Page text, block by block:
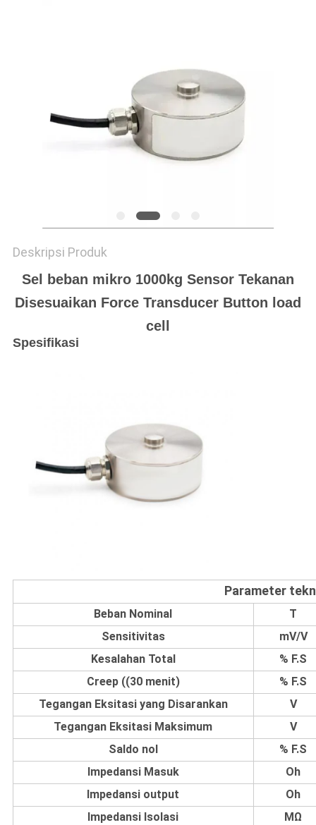
Deskripsi Produk
Sel beban mikro 1000kg Sensor Tekanan
Disesuaikan Force Transducer Button load
cell
Spesifikasi
Parameter
Beban Nominal
T
Sensitivitas
mV/V
Kesalahan Total
% F.S
Creep ((30 menit)
% F.S
Tegangan Eksitasi yang Disarankan
V
Tegangan Eksitasi Maksimum
V
Saldo nol
% F.S
Impedansi Masuk
Oh
Impedansi output
Oh
Impedansi Isolasi
MΩ